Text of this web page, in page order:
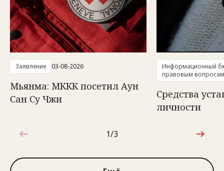
Заявление 03-08-2026
Мьянма: МККК посетил Аун
Сан Су Чжи
Информационный
правовым вопросам
Средства
личности
1 из 3
1/3